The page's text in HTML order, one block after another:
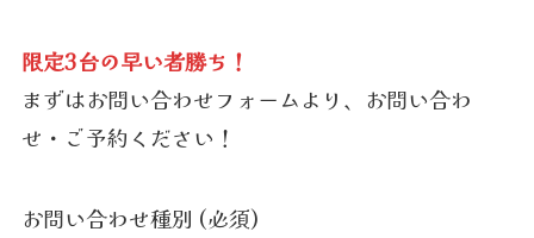
限定3台の早い者勝ち！
まずはお問い合わせフォームより、お問い合わ
せ・ご予約ください！
お問い合わせ種別 (必須)